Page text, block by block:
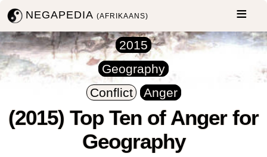
NEGAPEDIA(AFRIKAANS)
2015
Geography
Conflict
Anger
(2015) Top Ten of Anger for
Geography